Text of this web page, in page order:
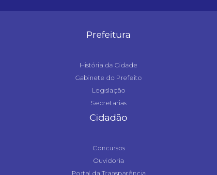
Prefeitura
História da Cidade
Gabinete do Prefeito
Legislação
Secretarias
Cidadão
Concursos
Ouvidoria
Portal da Transparência